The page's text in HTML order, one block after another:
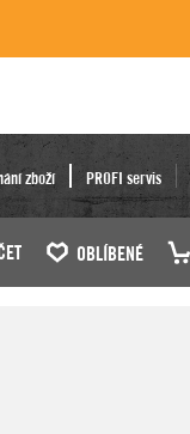
zboží PROFI servis
OBLÍBENÉ